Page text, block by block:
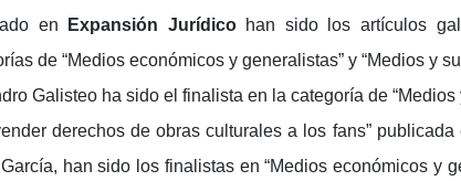
en
Expansión Jurídico han sido los artículos
de “Medios económicos y generalistas” y “Medios y
Galisteo ha sido el finalista en la categoría de
derechos de obras culturales a los fans”
han sido los finalistas en “Medios económicos y